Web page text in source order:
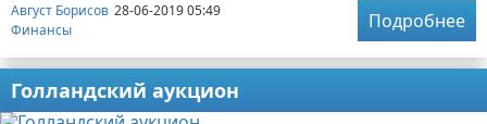
Август Борисов 28-06-2019 05:49
Финансы
Подробнее
Голландский аукцион